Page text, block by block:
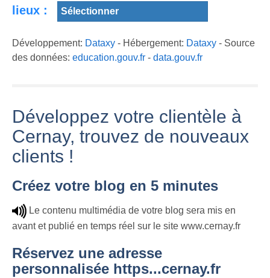
lieux :
Développement: Dataxy - Hébergement: Dataxy - Source
des données: education.gouv.fr - data.gouv.fr
Développez votre clientèle à
Cernay, trouvez de nouveaux
clients !
Créez votre blog en 5 minutes
Le contenu multimédia de votre blog sera mis en
avant et publié en temps réel sur le site www.cernay.fr
Réservez une adresse
personnalisée https...cernay.fr